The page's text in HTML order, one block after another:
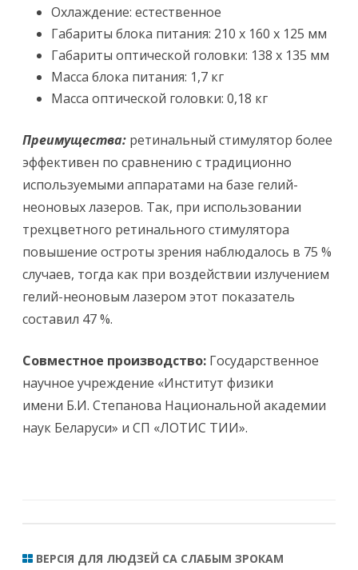
Охлаждение: естественное
Габариты блока питания: 210 х 160 х 125 мм
Габариты оптической головки: 138 х 135 мм
Масса блока питания: 1,7 кг
Масса оптической головки: 0,18 кг
Преимущества: ретинальный стимулятор более
эффективен по сравнению с традиционно
используемыми аппаратами на базе гелий-
неоновых лазеров. Так, при использовании
трехцветного ретинального стимулятора
повышение остроты зрения наблюдалось в 75 %
случаев, тогда как при воздействии излучением
гелий-неоновым лазером этот показатель
составил 47 %.
Совместное производство: Государственное
научное учреждение «Институт физики
имени Б.И. Степанова Национальной академии
наук Беларуси» и СП «ЛОТИС ТИИ».
ВЕРСІЯ ДЛЯ ЛЮДЗЕЙ СА СЛАБЫМ ЗРОКАМ